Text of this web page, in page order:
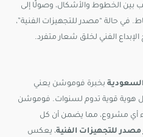
بين الخطوط والأشكال، وصولًا إلى
في حالة “مصدر للتجهيزات الفنية”،
الفني لخلق شعار متفرد.
بخبرة فوموشن يعني
هوية قوية تدوم لسنوات. فوموشن
أي مشروع، مما يضمن أن كل
للتجهيزات الفنية، يعكس